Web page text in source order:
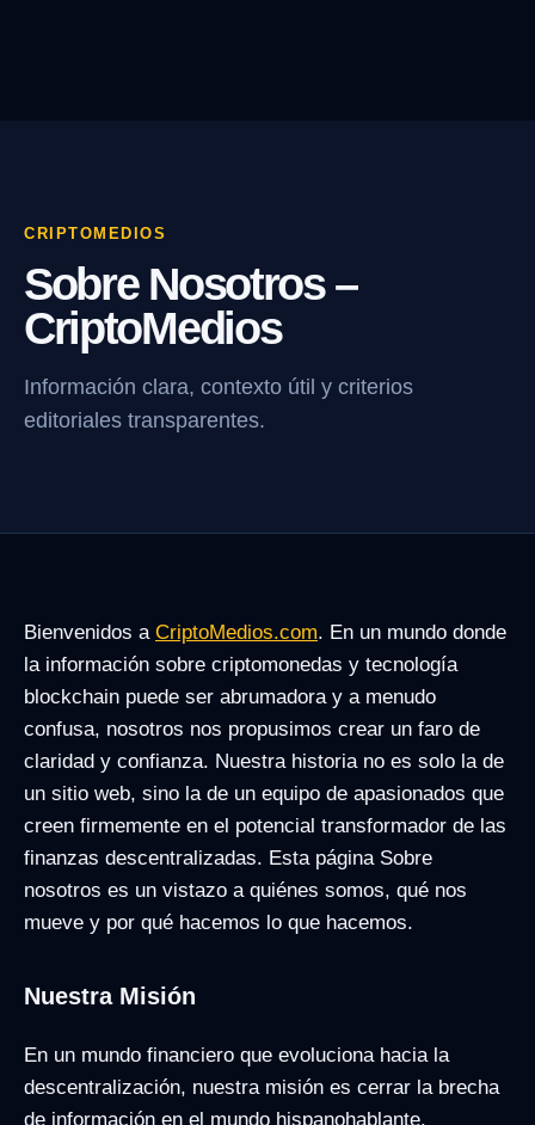
CRIPTOMEDIOS
Sobre Nosotros –
CriptoMedios
Información clara, contexto útil y criterios
editoriales transparentes.
Bienvenidos a CriptoMedios.com. En un mundo donde
la información sobre criptomonedas y tecnología
blockchain puede ser abrumadora y a menudo
confusa, nosotros nos propusimos crear un faro de
claridad y confianza. Nuestra historia no es solo la de
un sitio web, sino la de un equipo de apasionados que
creen firmemente en el potencial transformador de las
finanzas descentralizadas. Esta página Sobre
nosotros es un vistazo a quiénes somos, qué nos
mueve y por qué hacemos lo que hacemos.
Nuestra Misión
En un mundo financiero que evoluciona hacia la
descentralización, nuestra misión es cerrar la brecha
de información en el mundo hispanohablante.